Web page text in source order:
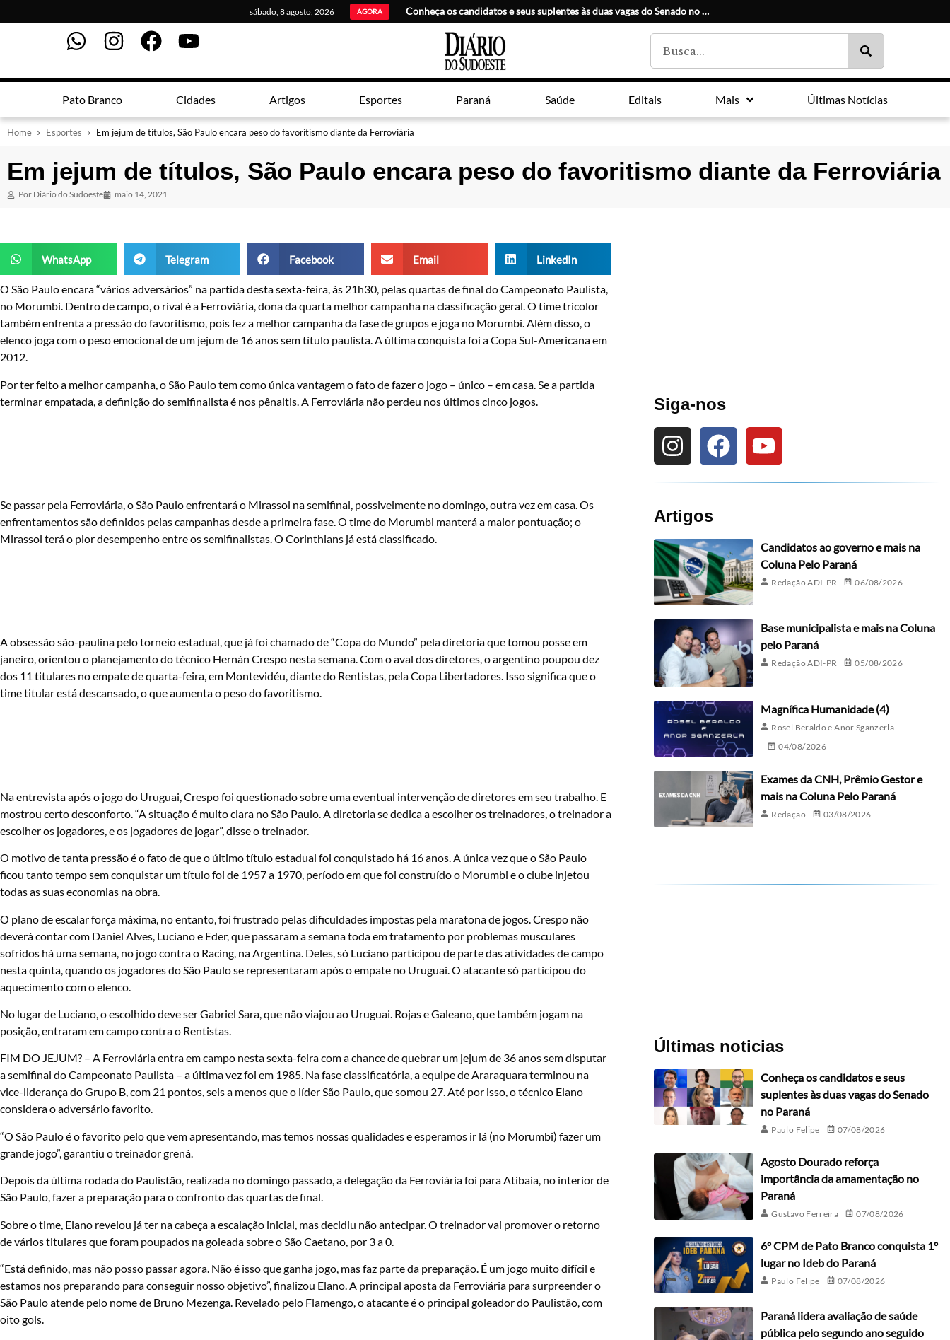
sábado, 8 agosto, 2026 AGORA Conheça os candidatos e seus suplentes às duas vagas do Senado no Paraná
Pato Branco Cidades Artigos Esportes Paraná Saúde Editais Mais Últimas Notícias
Home Esportes Em jejum de títulos, São Paulo encara peso do favoritismo diante da Ferroviária
Em jejum de títulos, São Paulo encara peso do favoritismo diante da Ferroviária
Por Diário do Sudoeste maio 14, 2021
WhatsApp Telegram Facebook Email LinkedIn
O São Paulo encara “vários adversários” na partida desta sexta-feira, às 21h30, pelas quartas de final do Campeonato Paulista,
no Morumbi. Dentro de campo, o rival é a Ferroviária, dona da quarta melhor campanha na classificação geral. O time tricolor
também enfrenta a pressão do favoritismo, pois fez a melhor campanha da fase de grupos e joga no Morumbi. Além disso, o
elenco joga com o peso emocional de um jejum de 16 anos sem título paulista. A última conquista foi a Copa Sul-Americana em
2012.
Por ter feito a melhor campanha, o São Paulo tem como única vantagem o fato de fazer o jogo – único – em casa. Se a partida
terminar empatada, a definição do semifinalista é nos pênaltis. A Ferroviária não perdeu nos últimos cinco jogos.
Se passar pela Ferroviária, o São Paulo enfrentará o Mirassol na semifinal, possivelmente no domingo, outra vez em casa. Os
enfrentamentos são definidos pelas campanhas desde a primeira fase. O time do Morumbi manterá a maior pontuação; o
Mirassol terá o pior desempenho entre os semifinalistas. O Corinthians já está classificado.
A obsessão são-paulina pelo torneio estadual, que já foi chamado de “Copa do Mundo” pela diretoria que tomou posse em
janeiro, orientou o planejamento do técnico Hernán Crespo nesta semana. Com o aval dos diretores, o argentino poupou dez
dos 11 titulares no empate de quarta-feira, em Montevidéu, diante do Rentistas, pela Copa Libertadores. Isso significa que o
time titular está descansado, o que aumenta o peso do favoritismo.
Na entrevista após o jogo do Uruguai, Crespo foi questionado sobre uma eventual intervenção de diretores em seu trabalho. E
mostrou certo desconforto. “A situação é muito clara no São Paulo. A diretoria se dedica a escolher os treinadores, o treinador a
escolher os jogadores, e os jogadores de jogar”, disse o treinador.
O motivo de tanta pressão é o fato de que o último título estadual foi conquistado há 16 anos. A única vez que o São Paulo
ficou tanto tempo sem conquistar um título foi de 1957 a 1970, período em que foi construído o Morumbi e o clube injetou
todas as suas economias na obra.
O plano de escalar força máxima, no entanto, foi frustrado pelas dificuldades impostas pela maratona de jogos. Crespo não
deverá contar com Daniel Alves, Luciano e Eder, que passaram a semana toda em tratamento por problemas musculares
sofridos há uma semana, no jogo contra o Racing, na Argentina. Deles, só Luciano participou de parte das atividades de campo
nesta quinta, quando os jogadores do São Paulo se representaram após o empate no Uruguai. O atacante só participou do
aquecimento com o elenco.
No lugar de Luciano, o escolhido deve ser Gabriel Sara, que não viajou ao Uruguai. Rojas e Galeano, que também jogam na
posição, entraram em campo contra o Rentistas.
FIM DO JEJUM? – A Ferroviária entra em campo nesta sexta-feira com a chance de quebrar um jejum de 36 anos sem disputar
a semifinal do Campeonato Paulista – a última vez foi em 1985. Na fase classificatória, a equipe de Araraquara terminou na
vice-liderança do Grupo B, com 21 pontos, seis a menos que o líder São Paulo, que somou 27. Até por isso, o técnico Elano
considera o adversário favorito.
“O São Paulo é o favorito pelo que vem apresentando, mas temos nossas qualidades e esperamos ir lá (no Morumbi) fazer um
grande jogo”, garantiu o treinador grená.
Depois da última rodada do Paulistão, realizada no domingo passado, a delegação da Ferroviária foi para Atibaia, no interior de
São Paulo, fazer a preparação para o confronto das quartas de final.
Sobre o time, Elano revelou já ter na cabeça a escalação inicial, mas decidiu não antecipar. O treinador vai promover o retorno
de vários titulares que foram poupados na goleada sobre o São Caetano, por 3 a 0.
“Está definido, mas não posso passar agora. Não é isso que ganha jogo, mas faz parte da preparação. É um jogo muito difícil e
estamos nos preparando para conseguir nosso objetivo”, finalizou Elano. A principal aposta da Ferroviária para surpreender o
São Paulo atende pelo nome de Bruno Mezenga. Revelado pelo Flamengo, o atacante é o principal goleador do Paulistão, com
oito gols.
Siga-nos
Artigos
Candidatos ao governo e mais na
Coluna Pelo Paraná
Redação ADI-PR 06/08/2026
Base municipalista e mais na Coluna
pelo Paraná
Redação ADI-PR 05/08/2026
Magnífica Humanidade (4)
Rosel Beraldo e Anor Sganzerla
04/08/2026
Exames da CNH, Prêmio Gestor e
mais na Coluna Pelo Paraná
Redação 03/08/2026
Últimas noticias
Conheça os candidatos e seus
suplentes às duas vagas do Senado
no Paraná
Paulo Felipe 07/08/2026
Agosto Dourado reforça
importância da amamentação no
Paraná
Gustavo Ferreira 07/08/2026
6º CPM de Pato Branco conquista 1º
lugar no Ideb do Paraná
Paulo Felipe 07/08/2026
Paraná lidera avaliação de saúde
pública pelo segundo ano seguido